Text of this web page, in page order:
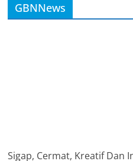
GBNNews
Sigap, Cermat, Kreatif Dan